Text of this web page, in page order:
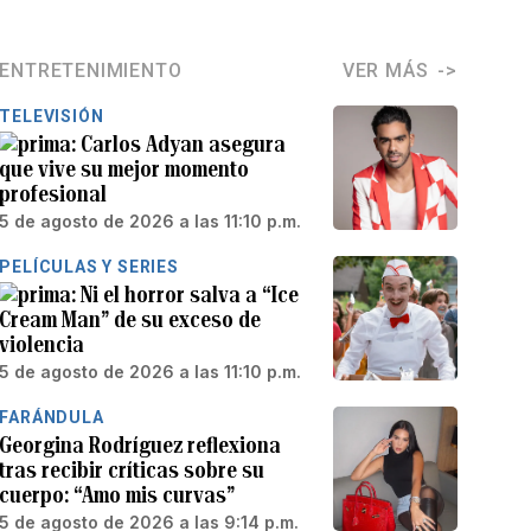
ENTRETENIMIENTO VER MÁS
TELEVISIÓN
Carlos Adyan asegura
que vive su mejor momento
profesional
5 de agosto de 2026 a las 11:10 p.m.
PELÍCULAS Y SERIES
Ni el horror salva a “Ice
Cream Man” de su exceso de
violencia
5 de agosto de 2026 a las 11:10 p.m.
FARÁNDULA
Georgina Rodríguez reflexiona
tras recibir críticas sobre su
cuerpo: “Amo mis curvas”
5 de agosto de 2026 a las 9:14 p.m.